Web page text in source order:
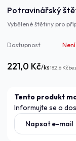
Potravinářský
Vybělené štětiny pro
Dostupnost
221,0 Kč/ks182,6 Kč
Tento produkt
Informujte se o
Napsat e-mail